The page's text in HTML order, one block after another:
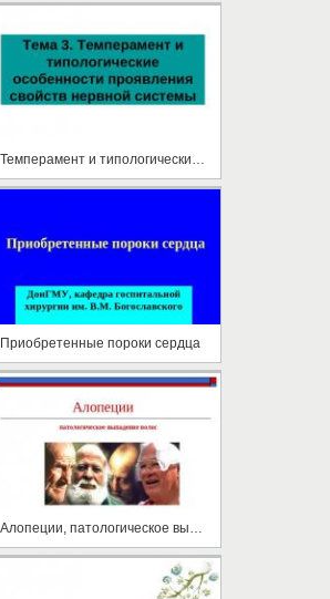
Темперамент и типологические особенности проявления свойств нервной системы
Приобретенные пороки сердца